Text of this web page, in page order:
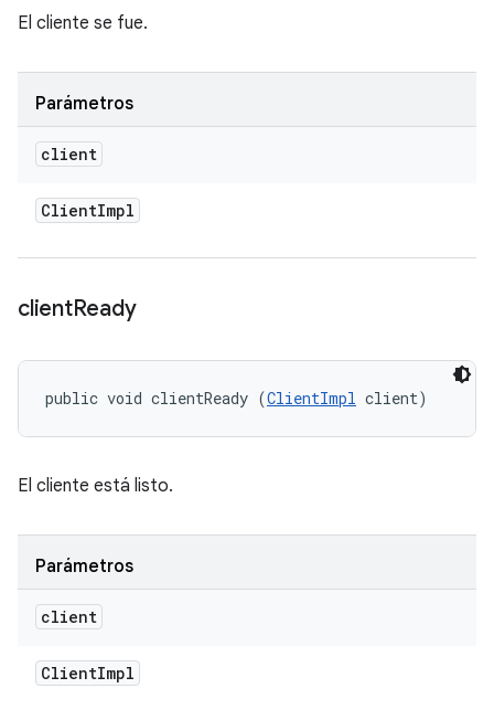
El cliente se fue.
Parámetros
client
ClientImpl
clientReady
public void clientReady (ClientImpl client)
El cliente está listo.
Parámetros
client
ClientImpl